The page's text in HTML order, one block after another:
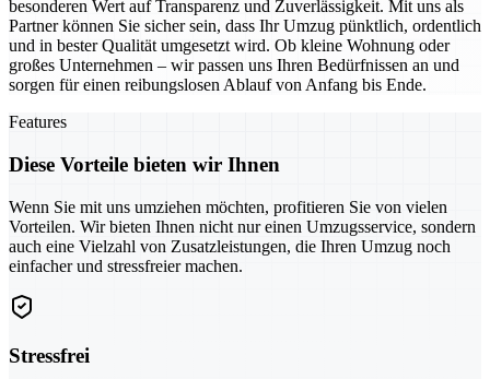
besonderen Wert auf Transparenz und Zuverlässigkeit. Mit uns als
Partner können Sie sicher sein, dass Ihr Umzug pünktlich, ordentlich
und in bester Qualität umgesetzt wird. Ob kleine Wohnung oder
großes Unternehmen – wir passen uns Ihren Bedürfnissen an und
sorgen für einen reibungslosen Ablauf von Anfang bis Ende.
Features
Diese Vorteile bieten wir Ihnen
Wenn Sie mit uns umziehen möchten, profitieren Sie von vielen
Vorteilen. Wir bieten Ihnen nicht nur einen Umzugsservice, sondern
auch eine Vielzahl von Zusatzleistungen, die Ihren Umzug noch
einfacher und stressfreier machen.
Stressfrei